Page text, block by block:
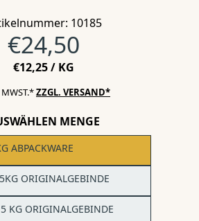
10185
Normalpreis
€24,50
€12,25/ PRO
KG
ZZGL. VERSAND*
AUSWÄHLEN MENGE
ABPACKWARE
ORIGINALGEBINDE
KG ORIGINALGEBINDE